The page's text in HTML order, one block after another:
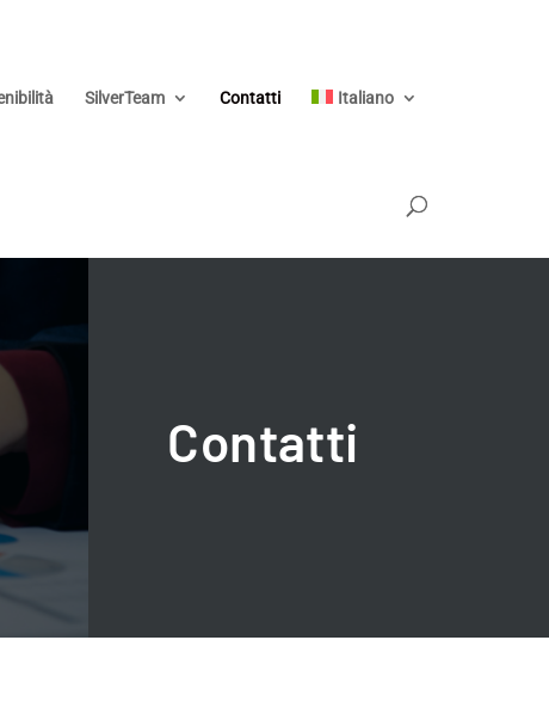
SilverTeam Contatti Italiano
Contatti